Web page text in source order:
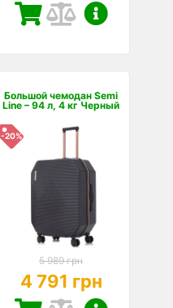
Большой чемодан Semi
Line – 94 л, 4 кг Черный
-20%
5 989 грн
4 791 грн